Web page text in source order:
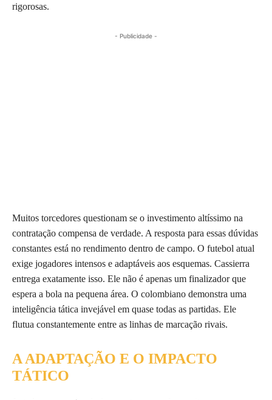
rigorosas.
- Publicidade -
Muitos torcedores questionam se o investimento altíssimo na
contratação compensa de verdade. A resposta para essas dúvidas
constantes está no rendimento dentro de campo. O futebol atual
exige jogadores intensos e adaptáveis aos esquemas. Cassierra
entrega exatamente isso. Ele não é apenas um finalizador que
espera a bola na pequena área. O colombiano demonstra uma
inteligência tática invejável em quase todas as partidas. Ele
flutua constantemente entre as linhas de marcação rivais.
A ADAPTAÇÃO E O IMPACTO
TÁTICO